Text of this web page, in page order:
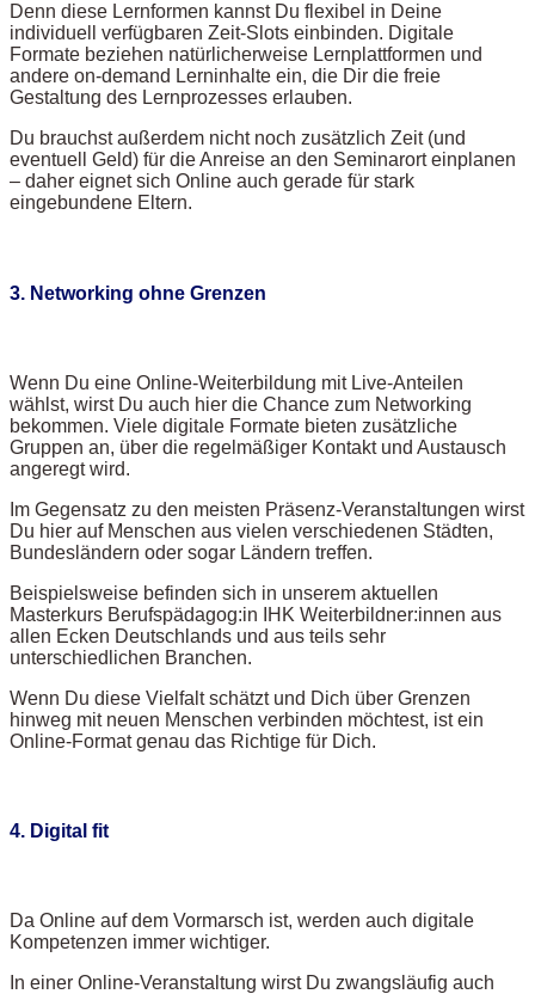
Denn diese Lernformen kannst Du flexibel in Deine
individuell verfügbaren Zeit-Slots einbinden. Digitale
Formate beziehen natürlicherweise Lernplattformen und
andere on-demand Lerninhalte ein, die Dir die freie
Gestaltung des Lernprozesses erlauben.
Du brauchst außerdem nicht noch zusätzlich Zeit (und
eventuell Geld) für die Anreise an den Seminarort einplanen
– daher eignet sich Online auch gerade für stark
eingebundene Eltern.
3. Networking ohne Grenzen
Wenn Du eine Online-Weiterbildung mit Live-Anteilen
wählst, wirst Du auch hier die Chance zum Networking
bekommen. Viele digitale Formate bieten zusätzliche
Gruppen an, über die regelmäßiger Kontakt und Austausch
angeregt wird.
Im Gegensatz zu den meisten Präsenz-Veranstaltungen wirst
Du hier auf Menschen aus vielen verschiedenen Städten,
Bundesländern oder sogar Ländern treffen.
Beispielsweise befinden sich in unserem aktuellen
Masterkurs Berufspädagog:in IHK Weiterbildner:innen aus
allen Ecken Deutschlands und aus teils sehr
unterschiedlichen Branchen.
Wenn Du diese Vielfalt schätzt und Dich über Grenzen
hinweg mit neuen Menschen verbinden möchtest, ist ein
Online-Format genau das Richtige für Dich.
4. Digital fit
Da Online auf dem Vormarsch ist, werden auch digitale
Kompetenzen immer wichtiger.
In einer Online-Veranstaltung wirst Du zwangsläufig auch